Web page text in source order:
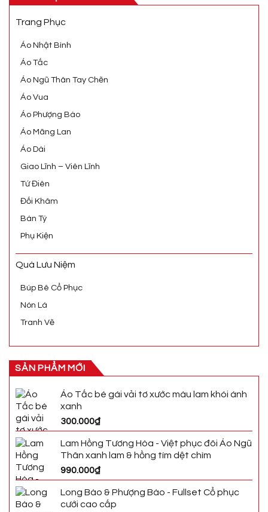
Trang Phục
Áo Nhật Bình
Áo Tấc
Áo Ngũ Thân Tay Chẽn
Áo Vua
Áo Phượng Bào
Áo Mãng Lan
Áo Dài
Giao Lĩnh – Viên Lĩnh
Tứ Điên
Đối Khâm
Bán Tý
Phụ Kiện
Quà Lưu Niệm
Búp Bê Cổ Phục
Nón Lá
Tranh Vẽ
SẢN PHẨM MỚI
Áo Tấc bé gái vải tơ xước màu lam khói ánh
xanh
300.000₫
Lam Hồng Tương Hòa - Việt phục đôi Áo Ngũ
Thân xanh lam & hồng tím dệt chìm
990.000₫
Long Bào & Phượng Bào - Fullset Cổ phục
cưới cao cấp